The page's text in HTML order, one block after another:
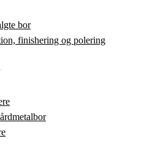
bor
finishering og polering